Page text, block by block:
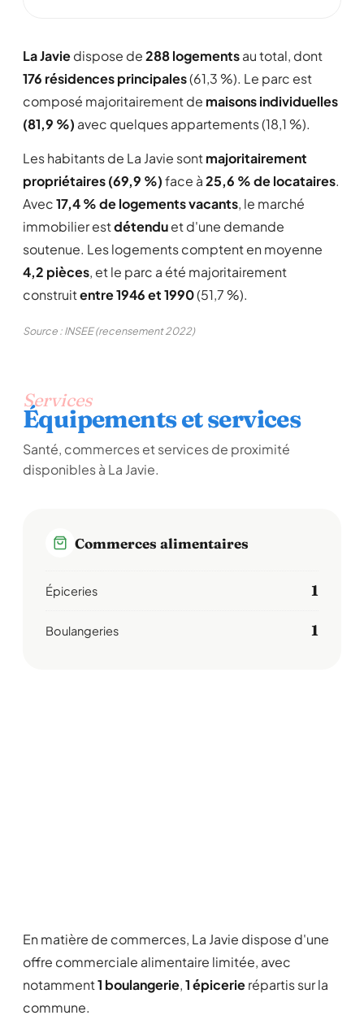
La Javiedispose de288 logementsau total, dont
176 résidences principales(61,3 %). Le parc est
composé majoritairement de maisons individuelles
(81,9 %) avec quelques appartements (18,1 %).
Les habitants de La Javie sontmajoritairement
propriétaires (69,9 %)face à25,6 % de locataires.
Avec17,4 % de logements vacants, le marché
immobilier estdétenduet d'une demande
soutenue. Les logements comptent en moyenne
4,2 pièces, et le parc a été majoritairement
construitentre 1946 et 1990(51,7 %).
Source : INSEE (recensement 2022)
Services
Équipements et services
Santé, commerces et services de proximité
disponibles à La Javie.
Commerces alimentaires
Épiceries 1
Boulangeries 1
En matière de commerces, La Javie dispose d'une
offre commerciale alimentaire limitée, avec
notamment1 boulangerie,1 épicerierépartis sur la
commune.